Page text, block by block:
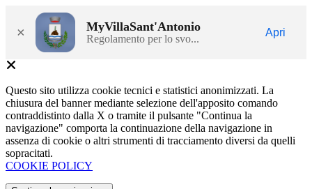
× MyVillaSant'Antonio
Regolamento per lo svo...
Apri
Questo sito utilizza cookie tecnici e statistici anonimizzati. La
chiusura del banner mediante selezione dell'apposito comando
contraddistinto dalla X o tramite il pulsante "Continua la
navigazione" comporta la continuazione della navigazione in
assenza di cookie o altri strumenti di tracciamento diversi da quelli
sopracitati.
COOKIE POLICY